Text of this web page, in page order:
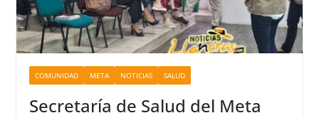
COMUNIDAD META NOTICIAS SALUD
Secretaría de Salud del Meta